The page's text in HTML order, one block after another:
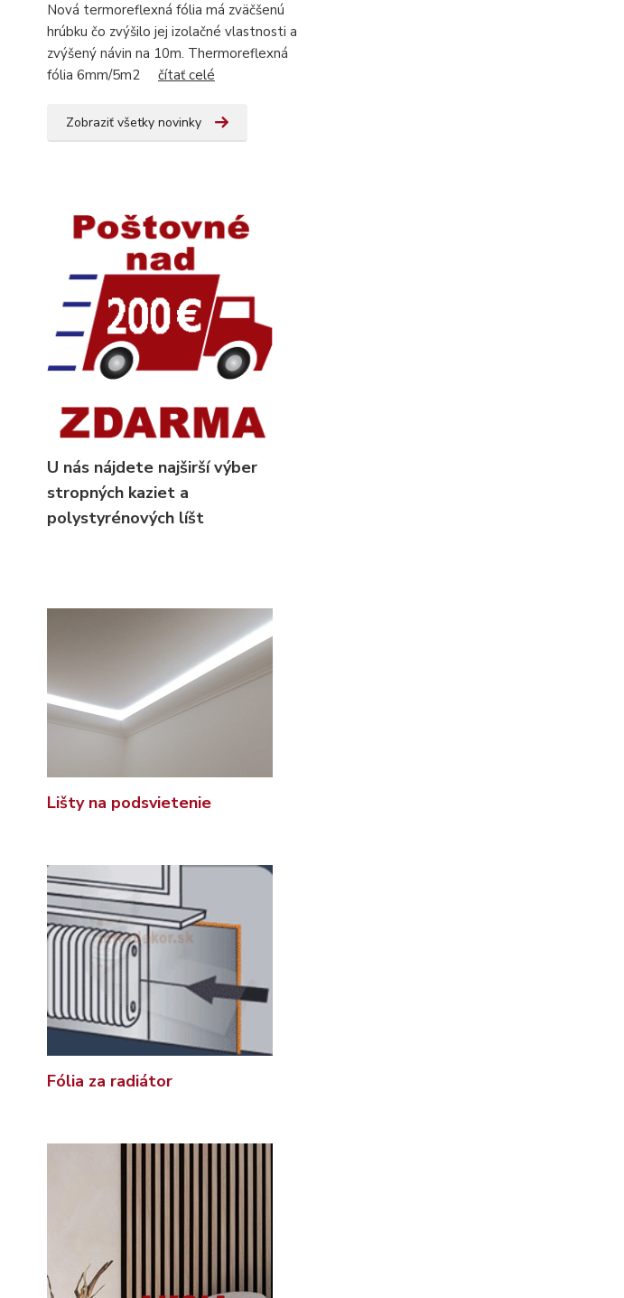
Nová termoreflexná fólia má zväčšenú
hrúbku čo zvýšilo jej izolačné vlastnosti a
zvýšený návin na 10m. Thermoreflexná
fólia 6mm/5m2 čítať celé
Zobraziť všetky novinky
U nás nájdete najširší výber
stropných kaziet a
polystyrénových líšt
Lišty na podsvietenie
Fólia za radiátor